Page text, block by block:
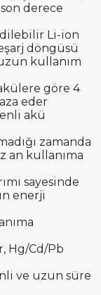
derece
Li-ion
döngüsü
kullanım
göre 4
eder
akü
zamanda
an kullanıma
sayesinde
enerji
Hg/Cd/Pb
ve uzun süre